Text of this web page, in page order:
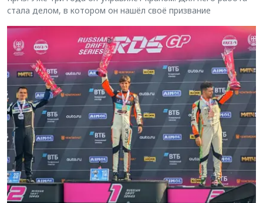
стала делом, в котором он нашёл своё призвание